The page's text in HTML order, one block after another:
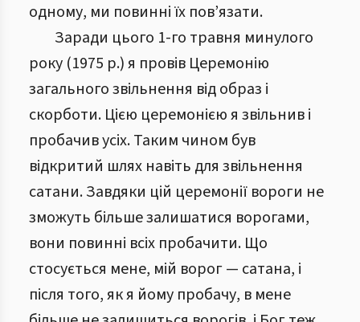
одному, ми повинні їх пов’язати.
Заради цього 1-го травня минулого
року (1975 р.) я провів Церемонію
загального звільнення від образ і
скорботи. Цією церемонією я звільнив і
пробачив усіх. Таким чином був
відкритий шлях навіть для звільнення
сатани. Завдяки цій церемонії вороги не
зможуть більше залишатися ворогами,
вони повинні всіх пробачити. Що
стосується мене, мій ворог — сатана, і
після того, як я йому пробачу, в мене